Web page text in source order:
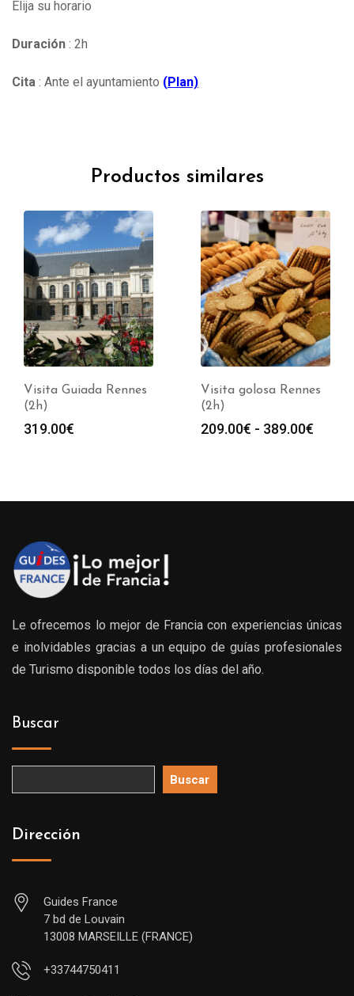
Elija su horario
Duración : 2h
Cita : Ante el ayuntamiento (Plan)
Productos similares
Visita Guiada Rennes
(2h)
319.00€
Visita golosa Rennes
(2h)
209.00€ - 389.00€
Le ofrecemos lo mejor de Francia con experiencias únicas
e inolvidables gracias a un equipo de guías profesionales
de Turismo disponible todos los días del año.
Buscar
Buscar
Dirección
Guides France
7 bd de Louvain
13008 MARSEILLE (FRANCE)
+33744750411